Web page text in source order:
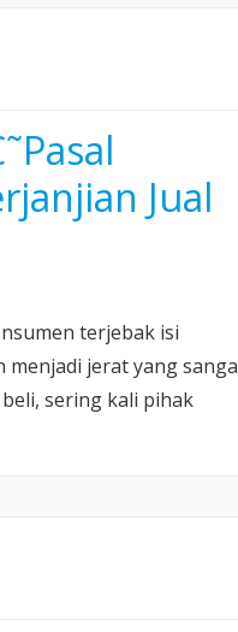
Jual
terjebak isi
menjadi jerat yang
sering kali pihak